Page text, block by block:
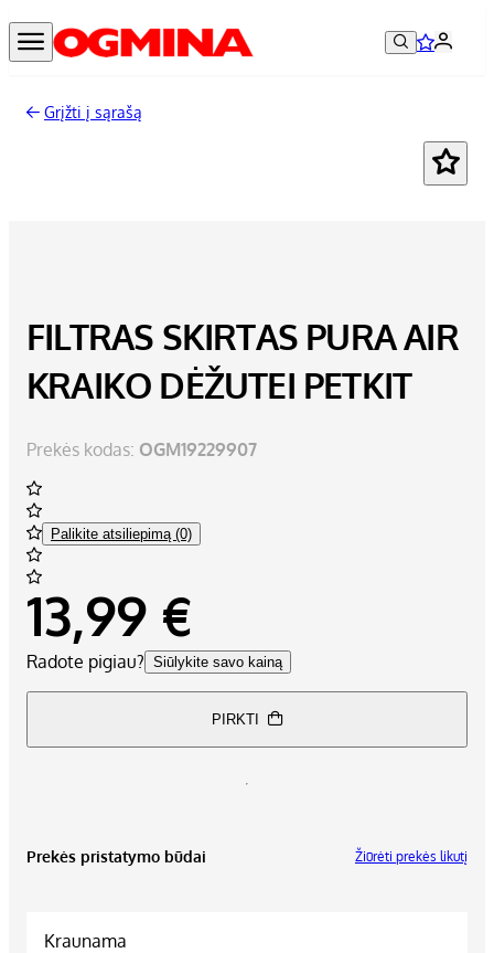
Grįžti į sąrašą
FILTRAS SKIRTAS PURA AIR
KRAIKO DĖŽUTEI PETKIT
Prekės kodas: OGM19229907
Palikite atsiliepimą (0)
13,99 €
Radote pigiau? Siūlykite savo kainą
PIRKTI
Prekės pristatymo būdai Žiūrėti prekės likutį
Kraunama